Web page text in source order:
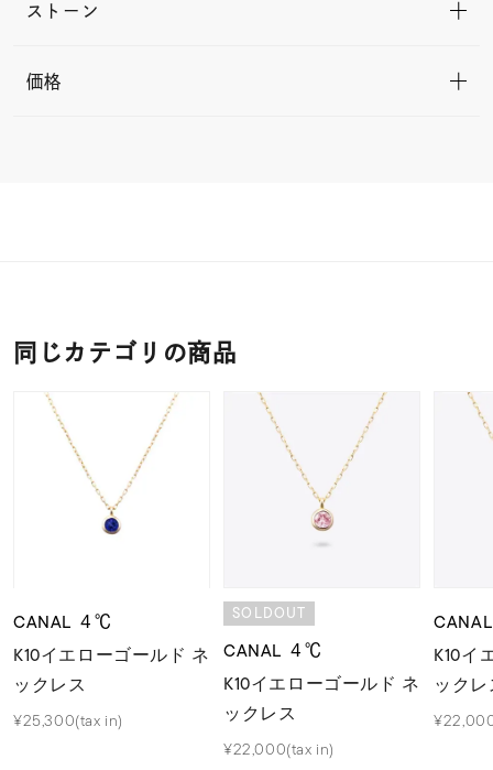
ストーン
価格
同じカテゴリの商品
CANAL ４℃
K10イエローゴールド ネ
ックレス
¥25,300(tax in)
SOLDOUT
CANAL ４℃
K10イエローゴールド ネ
ックレス
¥22,000(tax in)
K10イ
ック